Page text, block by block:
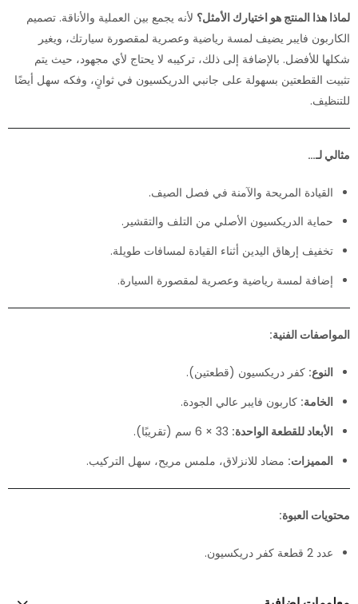
لماذا هذا المنتج هو اختيارك الأمثل؟ لأنه يجمع بين العملية والأناقة. تصميم
الكاربون فايبر يضيف لمسة رياضية وعصرية لمقصورة سيارتك، ويغير
شكلها للأفضل. بالإضافة إلى ذلك، تركيبه لا يحتاج لأي مجهود، حيث يتم
تثبيت القطعتين بسهولة على جانبي الدريكسيون في ثوانٍ، وفكه سهل أيضًا
للتنظيف.
مثالي لـ…
القيادة المريحة والآمنة في فصل الصيف.
حماية الدريكسيون الأصلي من التلف والتقشير.
تخفيف إرهاق اليدين أثناء القيادة لمسافات طويلة.
إضافة لمسة رياضية وعصرية لمقصورة السيارة.
المواصفات الفنية:
النوع: كفر دريكسيون (قطعتين).
الخامة: كاربون فايبر عالي الجودة.
الأبعاد للقطعة الواحدة:
المميزات: مضاد للانزلاق، ملمس مريح، سهل التركيب.
محتويات العبوة:
عدد 2 قطعة كفر دريكسيون.